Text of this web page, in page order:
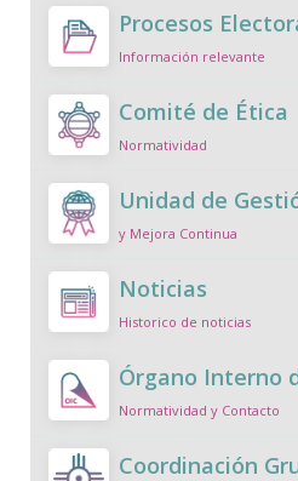
Procesos
Información relevante
Comité de Ética
Normatividad
Unidad de
y Mejora Continua
Noticias
Historico de noticias
Órgano Interno
Normatividad y Contacto
Coordinación